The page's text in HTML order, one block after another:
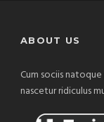
ABOUT US
Cum sociis
nascetur ridiculus